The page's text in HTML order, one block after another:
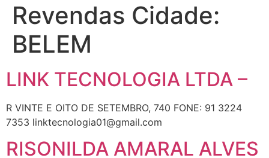
Revendas Cidade:
BELEM
LINK TECNOLOGIA LTDA –
R VINTE E OITO DE SETEMBRO, 740 FONE: 91 3224
7353 linktecnologia01@gmail.com
RISONILDA AMARAL ALVES